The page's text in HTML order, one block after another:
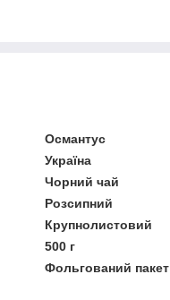
Османтус
Україна
Чорний чай
Розсипний
Крупнолистовий
500 г
Фольгований пакет